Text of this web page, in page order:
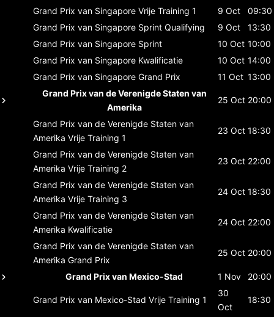
Grand Prix van Singapore Vrije Training 1 9 Oct
09:30
Grand Prix van Singapore Sprint Qualifying 9 Oct
13:30
Grand Prix van Singapore Sprint 10 Oct 10:00
Grand Prix van Singapore Kwalificatie 10 Oct 14:00
Grand Prix van Singapore Grand Prix 11 Oct 13:00
Grand Prix van de Verenigde Staten van
Amerika
25 Oct 20:00
Grand Prix van de Verenigde Staten van
Amerika Vrije Training 1
23 Oct 18:30
Grand Prix van de Verenigde Staten van
Amerika Vrije Training 2
23 Oct 22:00
Grand Prix van de Verenigde Staten van
Amerika Vrije Training 3
24 Oct 18:30
Grand Prix van de Verenigde Staten van
Amerika Kwalificatie
24 Oct 22:00
Grand Prix van de Verenigde Staten van
Amerika Grand Prix
25 Oct 20:00
Grand Prix van Mexico-Stad 1 Nov 20:00
Grand Prix van Mexico-Stad Vrije Training 1
30
Oct
18:30